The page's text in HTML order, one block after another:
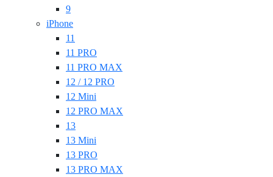
9
iPhone
11
11 PRO
11 PRO MAX
12 / 12 PRO
12 Mini
12 PRO MAX
13
13 Mini
13 PRO
13 PRO MAX